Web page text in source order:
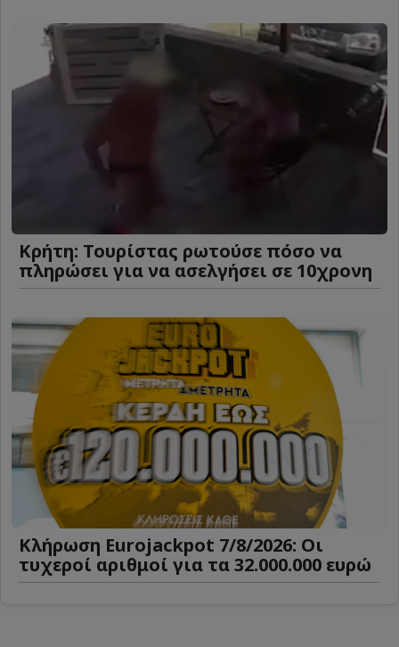
Κρήτη: Τουρίστας ρωτούσε πόσο να
πληρώσει για να ασελγήσει σε 10χρονη
Κλήρωση Eurojackpot 7/8/2026: Οι
τυχεροί αριθμοί για τα 32.000.000 ευρώ